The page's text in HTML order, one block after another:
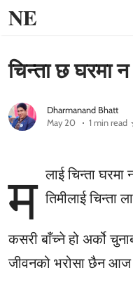
NE
चिन्ता छ घरमा
Dharmanand Bhatt
May 20
1 min read
म लाई चिन्ता
तिमीलाई चिन्ता
कसरी बाँच्ने हो अर्को
जीवनको भरोसा छैन